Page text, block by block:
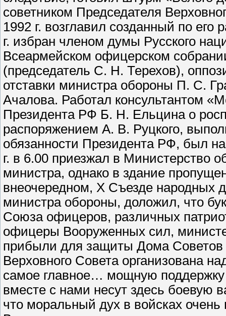
советником Председателя
1992 г. возглавил созданный по
г. избран членом думы Русского
Всеармейском офицерском
(председатель С. Н. Терехов),
отставки министра обороны П. С.
Ачалова. Работал консультантом
Президента РФ Б. Н. Ельцина о
распоряжением А. В. Руцкого,
обязанности Президента РФ, был
г. в 6.00 приезжал в Министерство
министра, однако в здание
внеочередном, Х Съезде народных
министра обороны, доложил, что
Союза офицеров, различных
офицеры Вооруженных сил,
прибыли для защиты Дома Советов
Верховного Совета организована
самое главное… мощную поддержку
вместе с нами несут здесь боевую
что моральный дух в войсках очень